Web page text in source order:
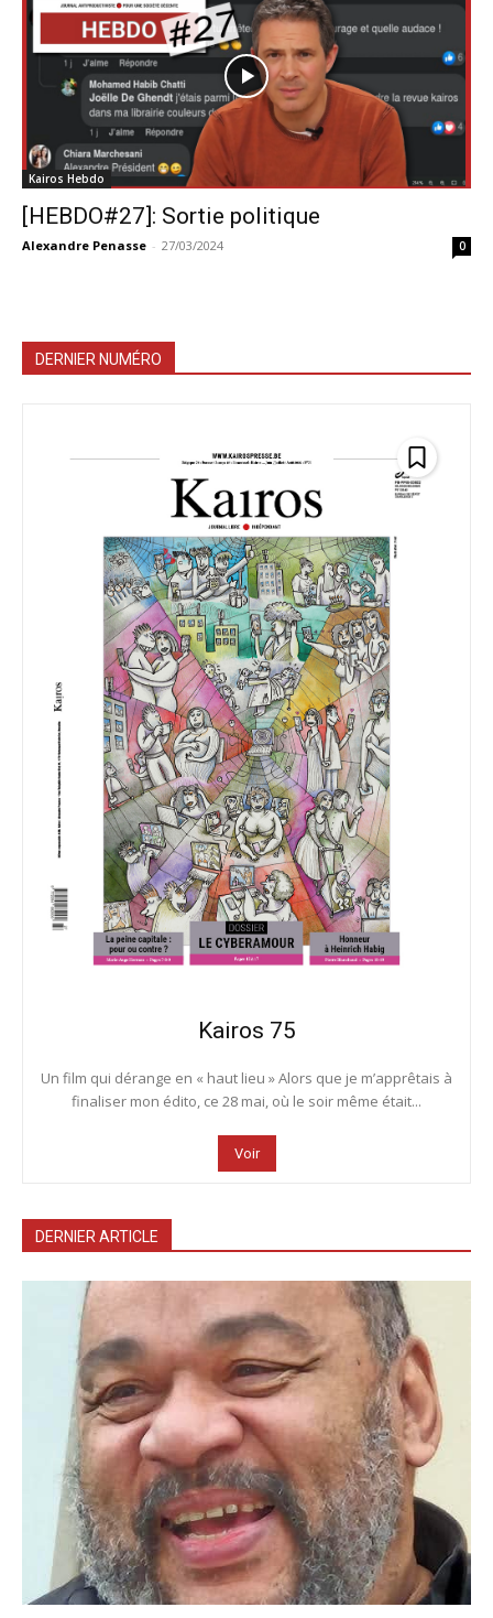
Kairos Hebdo
[HEBDO#27]: Sortie politique
Alexandre Penasse - 27/03/2024 0
DERNIER NUMÉRO
Kairos 75
Un film qui dérange en « haut lieu » Alors que je m’apprêtais à
finaliser mon édito, ce 28 mai, où le soir même était...
Voir
DERNIER ARTICLE